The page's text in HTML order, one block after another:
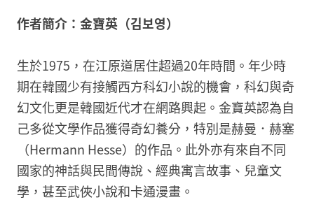
作者簡介：金寶英（김보영）
生於1975，在江原道居住超過20年時間。年少時
期在韓國少有接觸西方科幻小說的機會，科幻與奇
幻文化更是韓國近代才在網路興起。金寶英認為自
己多從文學作品獲得奇幻養分，特別是赫曼．赫塞
（Hermann Hesse）的作品。此外亦有來自不同
國家的神話與民間傳說、經典寓言故事、兒童文
學，甚至武俠小說和卡通漫畫。